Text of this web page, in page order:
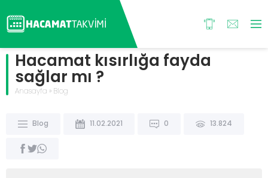
Hacamat kısırlığa fayda
sağlar mı ?
Anasayfa » Blog
Blog 11.02.2021 0 13.824